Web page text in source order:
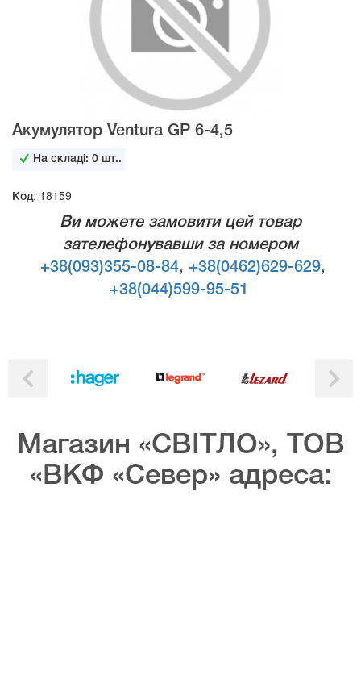
Акумулятор Ventura GP 6-4,5
На складі:0 шт..
Код: 18159
Ви можете замовити цей товар
зателефонувавши за номером
+38(093)355-08-84, +38(0462)629-629,
+38(044)599-95-51
Магазин «СВІТЛО», ТОВ
«ВКФ «Север» адреса: